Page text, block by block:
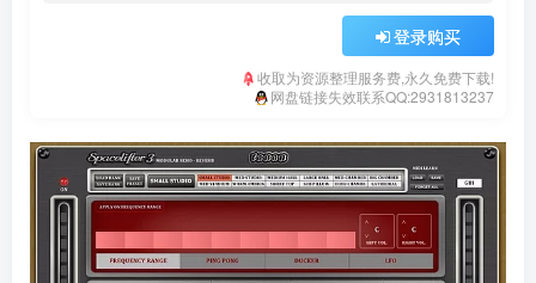
登录购买
收取为资源整理服务费,永久免费下载!
网盘链接失效联系QQ:2931813237